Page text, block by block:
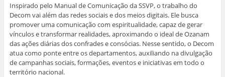
Inspirado pelo Manual de Comunicação da SSVP, o trabalho do
Decom vai além das redes sociais e dos meios digitais. Ele busca
promover uma comunicação com espiritualidade, capaz de gerar
vínculos e transformar realidades, aproximando o ideal de Ozanam
das ações diárias dos confrades e consócias. Nesse sentido, o Decom
atua como ponte entre os departamentos, auxiliando na divulgação
de campanhas sociais, formações, eventos e iniciativas em todo o
território nacional.